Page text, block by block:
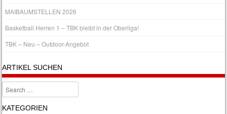
MAIBAUMSTELLEN 2026
Basketball Herren 1 – TBK bleibt in der Oberliga!
TBK – Neu – Outdoor-Angebot
ARTIKEL SUCHEN
Search
KATEGORIEN